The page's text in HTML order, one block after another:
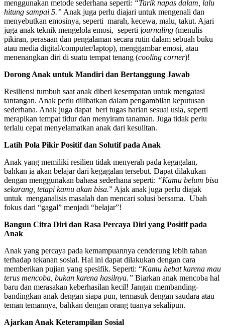
menggunakan metode sederhana seperti: “Tarik napas dalam, lalu
hitung sampai 5.” Anak juga perlu diajari untuk mengenali dan
menyebutkan emosinya, seperti marah, kecewa, malu, takut. Ajari
juga anak teknik mengelola emosi, seperti journaling (menulis
pikiran, perasaan dan pengalaman secara rutin dalam sebuah buku
atau media digital/computer/laptop), menggambar emosi, atau
menenangkan diri di suatu tempat tenang (cooling corner)!
Dorong Anak untuk Mandiri dan Bertanggung Jawab
Resiliensi tumbuh saat anak diberi kesempatan untuk mengatasi
tantangan. Anak perlu dilibatkan dalam pengambilan keputusan
sederhana. Anak juga dapat beri tugas harian sesuai usia, seperti
merapikan tempat tidur dan menyiram tanaman. Juga tidak perlu
terlalu cepat menyelamatkan anak dari kesulitan.
Latih Pola Pikir Positif dan Solutif pada Anak
Anak yang memiliki resilien tidak menyerah pada kegagalan,
bahkan ia akan belajar dari kegagalan tersebut. Dapat dilakukan
dengan menggunakan bahasa sederhana seperti: “Kamu belum bisa
sekarang, tetapi kamu akan bisa.” Ajak anak juga perlu diajak
untuk menganalisis masalah dan mencari solusi bersama. Ubah
fokus dari “gagal” menjadi “belajar”!
Bangun Citra Diri dan Rasa Percaya Diri yang Positif pada
Anak
Anak yang percaya pada kemampuannya cenderung lebih tahan
terhadap tekanan sosial. Hal ini dapat dilakukan dengan cara
memberikan pujian yang spesifik. Seperti: “Kamu hebat karena mau
terus mencoba, bukan karena hasilnya.” Biarkan anak mencoba hal
baru dan merasakan keberhasilan kecil! Jangan membanding-
bandingkan anak dengan siapa pun, termasuk dengan saudara atau
teman temannya, bahkan dengan orang tuanya sekalipun.
Ajarkan Anak Keterampilan Sosial